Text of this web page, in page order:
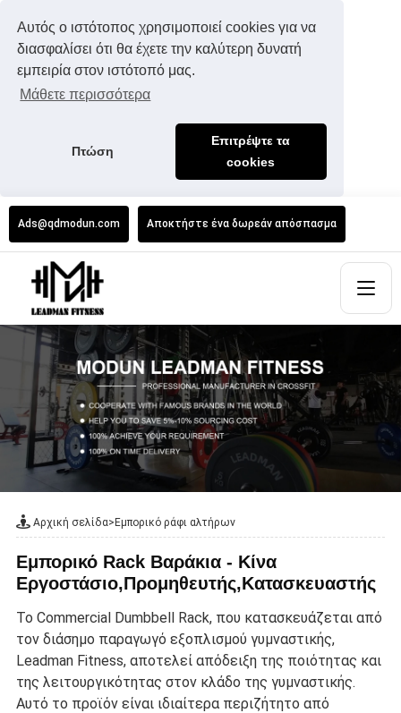
Αυτός ο ιστότοπος χρησιμοποιεί cookies για να
διασφαλίσει ότι θα έχετε την καλύτερη δυνατή
εμπειρία στον ιστότοπό μας.
Μάθετε περισσότερα
Πτώση
Επιτρέψτε τα
cookies
Ads@qdmodun.com Αποκτήστε ένα δωρεάν απόσπασμα
Αρχική σελίδα>Εμπορικό ράφι αλτήρων
Εμπορικό Rack Βαράκια - Κίνα
Εργοστάσιο,Προμηθευτής,Κατασκευαστής
Το Commercial Dumbbell Rack, που κατασκευάζεται από
τον διάσημο παραγωγό εξοπλισμού γυμναστικής,
Leadman Fitness, αποτελεί απόδειξη της ποιότητας και
της λειτουργικότητας στον κλάδο της γυμναστικής.
Αυτό το προϊόν είναι ιδιαίτερα περιζήτητο από